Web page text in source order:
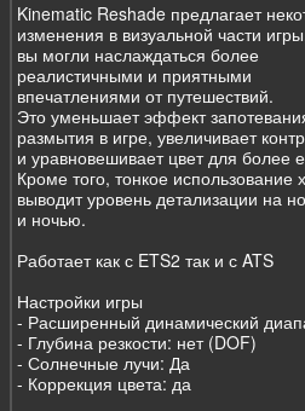
Kinematic Reshade предлагает
изменения в визуальной части
вы могли наслаждаться более
реалистичными и приятными
впечатлениями от путешествий.
Это уменьшает эффект
размытия в игре, увеличивает
и уравновешивает цвет для более
Кроме того, тонкое использование
выводит уровень детализации на
и ночью.
Работает как с ETS2 так и с ATS
Настройки игры
- Расширенный динамический
- Глубина резкости: нет (DOF)
- Солнечные лучи: Да
- Коррекция цвета: да